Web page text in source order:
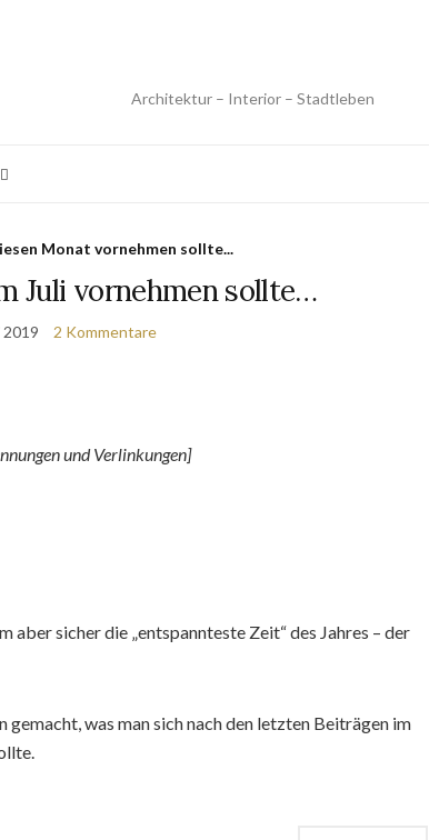
Architektur – Interior – Stadtleben
Monat vornehmen sollte...
Juli vornehmen sollte…
2019 2 Kommentare
und Verlinkungen]
aber sicher die „entspannteste Zeit“ des Jahres – der
was man sich nach den letzten Beiträgen im